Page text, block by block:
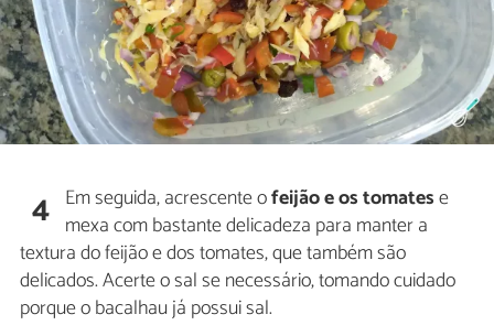
4 Em seguida, acrescente ofeijão e os tomatese
mexa com bastante delicadeza para manter a
textura do feijão e dos tomates, que também são
delicados. Acerte o sal se necessário, tomando cuidado
porque o bacalhau já possui sal.